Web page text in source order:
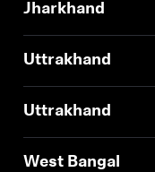
Jharkhand
Uttrakhand
Uttrakhand
West Bangal